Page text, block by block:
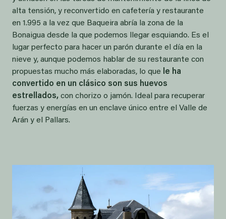
alta tensión, y reconvertido en cafetería y restaurante
en 1.995 a la vez que Baqueira abría la zona de la
Bonaigua desde la que podemos llegar esquiando. Es el
lugar perfecto para hacer un parón durante el día en la
nieve y, aunque podemos hablar de su restaurante con
propuestas mucho más elaboradas, lo que
le ha
convertido en un clásico son sus huevos
estrellados, con chorizo o jamón. Ideal para recuperar
fuerzas y energías en un enclave único entre el Valle de
Arán y el Pallars.